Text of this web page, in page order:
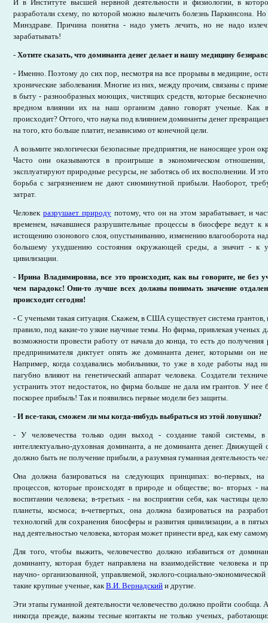
И в Институте высшей нервной деятельности и физиологии, в
разработали схему, по которой можно вылечить болезнь Паркинсона. Но
Минздраве. Причина понятна - надо уметь лечить, но не надо
зарабатывать!
- Хотите сказать, что доминанта денег делает и нашу медицину
- Именно. Поэтому до сих пор, несмотря на все прорывы в медицине,
хронические заболевания. Многие из них, между прочим, связаны с
в быту - разнообразных моющих, чистящих средств, которые
вредном влиянии их на наш организм давно говорят ученые. Как
происходит? Оттого, что наука под влиянием доминанты денег
на того, кто больше платит, независимо от конечной цели.
А возьмите экологически безопасные предприятия, не наносящее урон
Часто они оказываются в проигрыше в экономическом
эксплуатируют природные ресурсы, не заботясь об их восполнении. И
борьба с загрязнением не дают сиюминутной прибыли. Наоборот,
затрат.
Человек разрушает природупотому, что он на этом зарабатывает, и
временем, начавшиеся разрушительные процессы в биосфере ведут к
истощению озонового слоя, опустыниванию, изменению влагооборота
большему ухудшению состояния окружающей среды, а значит - к
цивилизации.
-Ирина Владимировна, все это происходит, как вы говорите, не без
чем парадокс! Они-то лучше всех должны понимать значение
происходит сегодня!
- С учеными такая ситуация. Скажем, в США существует система
правило, под какие-то узкие научные темы. Но фирма, привлекая ученых
возможности провести работу от начала до конца, то есть до получения
предпринимателя диктует опять же доминанта денег, которыми он
Например, когда создавались мобильники, то уже в ходе работы над
пагубно влияют на генетический аппарат человека. Создатели
устранить этот недостаток, но фирма больше не дала им грантов. У нее
поскорее прибыль! Так и появились первые модели без защиты.
- И все-таки, сможем ли мы когда-нибудь выбраться из этой ловушки?
- У человечества только один выход - создание такой системы,
интеллектуально-духовная доминанта, а не доминанта денег. Движущей
должно быть не получение прибыли, а разумная гуманная деятельность
Она должна базироваться на следующих принципах: во-первых, на
процессов, которые происходят в природе и обществе; во- вторых -
воспитании человека; в-третьих - на восприятии себя, как частицы
планеты, космоса; в-четвертых, она должна базироваться на
технологий для сохранения биосферы и развития цивилизации, а в
над деятельностью человека, которая может принести вред, как ему
Для того, чтобы выжить, человечество должно избавиться от
доминанту, которая будет направлена на взаимодействие человека и
научно- организованной, управляемой, эколого-социально-
такие крупные ученые, какВ.И. Вернадский и другие.
Эти этапы гуманной деятельности человечество должно пройти сообща. А
никогда прежде, важны тесные контакты не только ученых,